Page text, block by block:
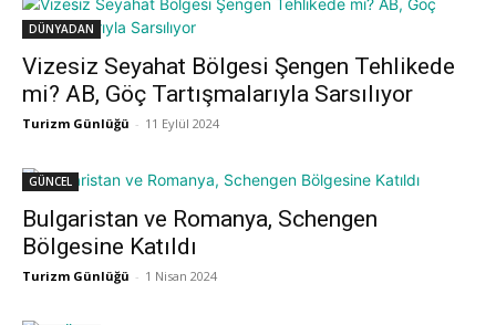
DÜNYADAN
Vizesiz Seyahat Bölgesi Şengen Tehlikede
mi? AB, Göç Tartışmalarıyla Sarsılıyor
Turizm Günlüğü - 11 Eylül 2024
GÜNCEL
Bulgaristan ve Romanya, Schengen
Bölgesine Katıldı
Turizm Günlüğü - 1 Nisan 2024